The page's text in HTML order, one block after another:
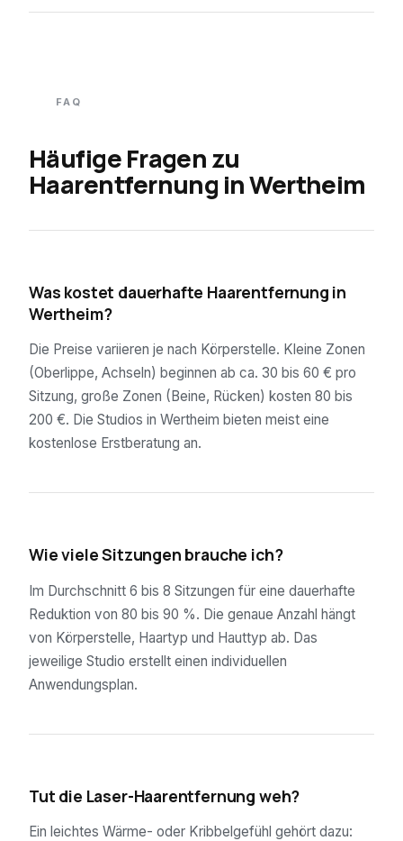
FAQ
Häufige Fragen zu
Haarentfernung inWertheim
Was kostet dauerhafte Haarentfernung in
Wertheim?
Die Preise variieren je nach Körperstelle. Kleine Zonen
(Oberlippe, Achseln) beginnen ab ca. 30 bis 60 € pro
Sitzung, große Zonen (Beine, Rücken) kosten 80 bis
200 €. Die Studios in Wertheim bieten meist eine
kostenlose Erstberatung an.
Wie viele Sitzungen brauche ich?
Im Durchschnitt 6 bis 8 Sitzungen für eine dauerhafte
Reduktion von 80 bis 90 %. Die genaue Anzahl hängt
von Körperstelle, Haartyp und Hauttyp ab. Das
jeweilige Studio erstellt einen individuellen
Anwendungsplan.
Tut die Laser-Haarentfernung weh?
Ein leichtes Wärme- oder Kribbelgefühl gehört dazu: